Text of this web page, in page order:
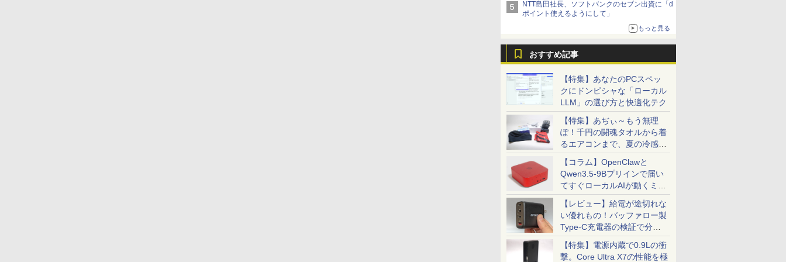
NTT島田社長、ソフトバンクのセブン出資に「d
ポイント使えるようにして」
もっと見る
おすすめ記事
【特集】あなたのPCスペッ
クにドンピシャな「ローカル
LLM」の選び方と快適化テク
【特集】あぢぃ～もう無理
ぽ！千円の闘魂タオルから着
るエアコンまで、夏の冷感グ
ッズ一挙紹介
【コラム】OpenClawと
Qwen3.5-9Bプリインで届い
てすぐローカルAIが動くミニ
PC「SER9 Pro」
【レビュー】給電が途切れな
い優れもの！バッファロー製
Type-C充電器の検証で分か
ったこと
【特集】電源内蔵で0.9Lの衝
撃。Core Ultra X7の性能を極